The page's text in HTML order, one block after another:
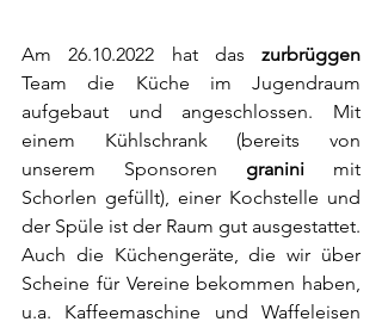
Am 26.10.2022 hat das zurbrüggen
Team die Küche im Jugendraum
aufgebaut und angeschlossen. Mit
einem Kühlschrank (bereits von
unserem Sponsoren granini mit
Schorlen gefüllt), einer Kochstelle und
der Spüle ist der Raum gut ausgestattet.
Auch die Küchengeräte, die wir über
Scheine für Vereine bekommen haben,
u.a. Kaffeemaschine und Waffeleisen